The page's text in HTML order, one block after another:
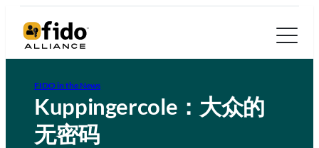
FIDO in the News
Kuppingercole：大众的
无密码